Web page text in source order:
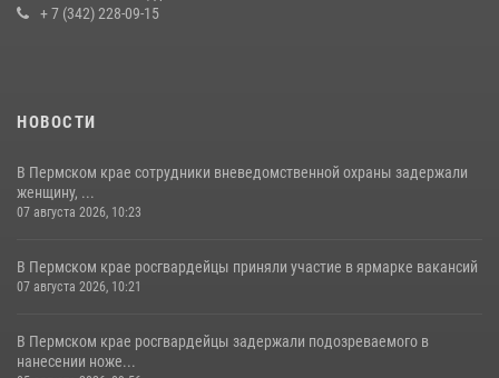
+ 7 (342) 228-09-15
НОВОСТИ
В Пермском крае сотрудники вневедомственной охраны задержали
женщину, ...
07 августа 2026, 10:23
В Пермском крае росгвардейцы приняли участие в ярмарке вакансий
07 августа 2026, 10:21
В Пермском крае росгвардейцы задержали подозреваемого в
нанесении ноже...